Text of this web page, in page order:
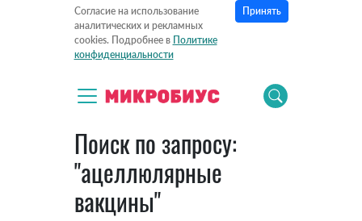
Согласие на использование
аналитических и рекламных
cookies. Подробнее в Политике
конфиденциальности
Принять
Поиск по запросу:
"ацеллюлярные
вакцины"